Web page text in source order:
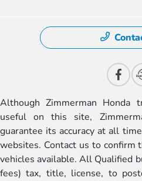
Although Zimmerman Honda
useful on this site,
guarantee its accuracy at all
websites. Contact us to confirm
vehicles available. All Qualified
fees) tax, title, license, to